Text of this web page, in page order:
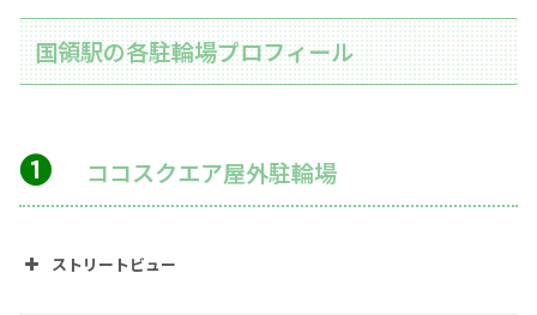
国領駅の各駐輪場プロフィール
➊ ココスクエア屋外駐輪場
ストリートビュー